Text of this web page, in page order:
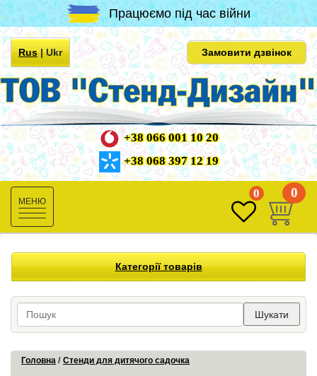
Працюємо під час війни
Rus|Ukr Замовити дзвінок
+38 066 001 10 20
+38 068 397 12 19
Toggle
navigation
0 0
Категорії товарів
Шукати
Головна Стенди для дитячого садочка